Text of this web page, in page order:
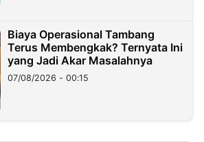
Biaya Operasional Tambang
Terus Membengkak? Ternyata Ini
yang Jadi Akar Masalahnya
07/08/2026 - 00:15